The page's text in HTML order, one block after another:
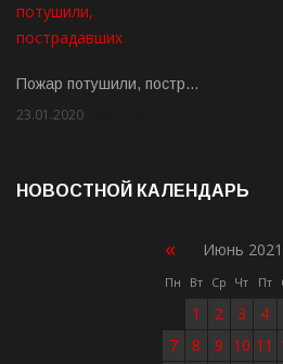
Пожар потушили, постр…
23.01.2020
НОВОСТНОЙ КАЛЕНДАРЬ
« Июнь 2021
Пн Вт Ср Чт Пт
1 2 3 4
7
8 9 10 11